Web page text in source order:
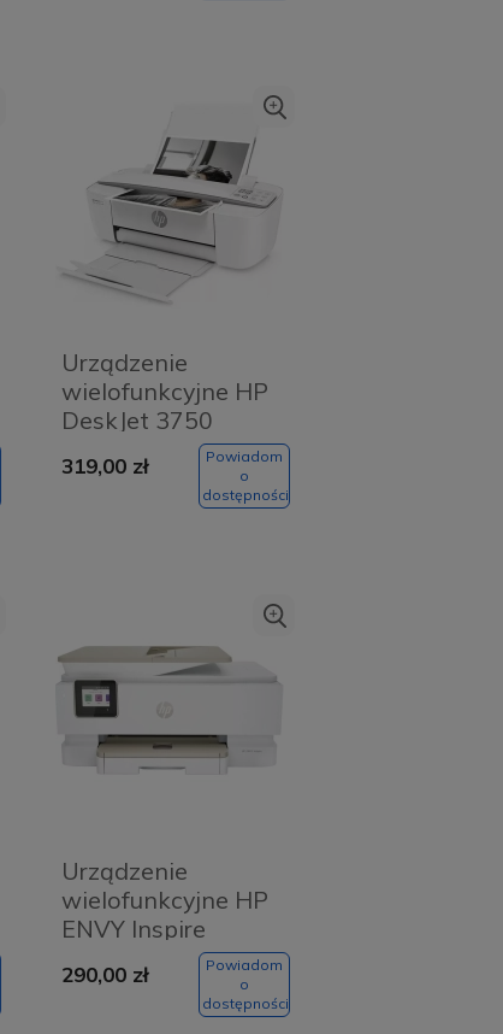
Urządzenie
wielofunkcyjne HP
DeskJet 3750
319,00 zł
Powiadom
o
dostępności
Urządzenie
wielofunkcyjne HP
ENVY Inspire
7920e [outlet]
290,00 zł
Powiadom
o
dostępności